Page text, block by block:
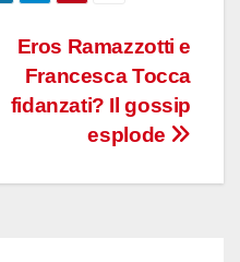
Eros Ramazzotti e
Francesca Tocca
fidanzati? Il gossip
esplode